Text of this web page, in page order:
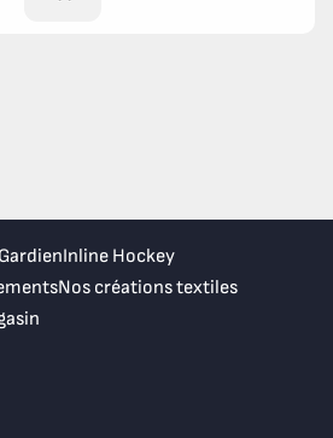
Inline Hockey
Nos créations textiles